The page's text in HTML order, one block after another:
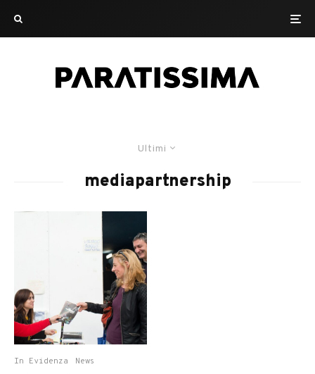
Ultimi
mediapartnership
In Evidenza News